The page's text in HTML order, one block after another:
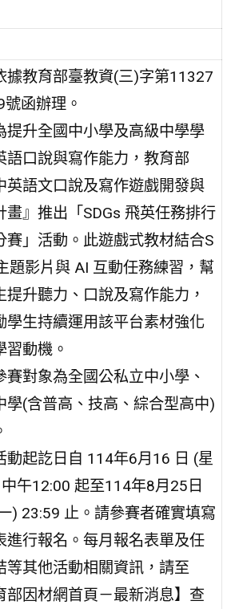
據教育部臺教資(三)字第11327
函辦理。
提升全國中小學及高級中學學
語口說與寫作能力，教育部
英語文口說及寫作遊戲開發與
畫』推出「SDGs 飛英任務排行
賽」活動。此遊戲式教材結合S
題影片與 AI 互動任務練習，幫
提升聽力、口說及寫作能力，
學生持續運用該平台素材強化
習動機。
賽對象為全國公私立中小學、
學(含普高、技高、綜合型高中)
動起訖日自 114年6月16 日 (星
午12:00 起至114年8月25日
) 23:59 止。請參賽者確實填寫
進行報名。每月報名表單及任
等其他活動相關資訊，請至
部因材網首頁－最新消息】查